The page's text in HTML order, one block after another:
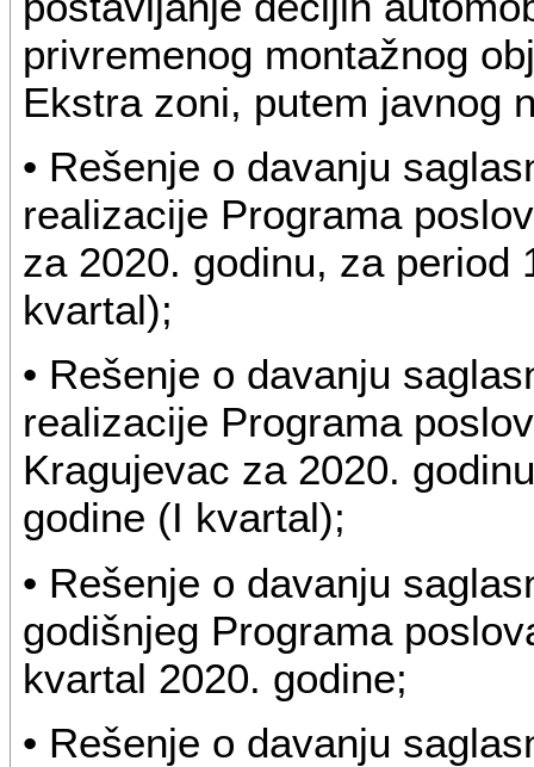
privremenog montažnog
Ekstra zoni, putem javnog
• Rešenje o davanju
realizacije Programa
za 2020. godinu, za period
kvartal);
• Rešenje o davanju
realizacije Programa
Kragujevac za 2020.
godine (I kvartal);
• Rešenje o davanju
godišnjeg Programa
kvartal 2020. godine;
• Rešenje o davanju